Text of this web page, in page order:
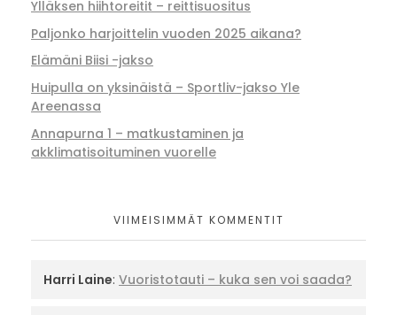
Ylläksen hiihtoreitit – reittisuositus
Paljonko harjoittelin vuoden 2025 aikana?
Elämäni Biisi -jakso
Huipulla on yksinäistä – Sportliv-jakso Yle
Areenassa
Annapurna 1 – matkustaminen ja
akklimatisoituminen vuorelle
VIIMEISIMMÄT KOMMENTIT
Harri Laine: Vuoristotauti – kuka sen voi saada?